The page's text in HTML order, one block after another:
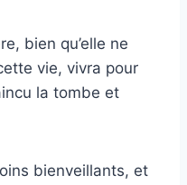
bien qu’elle ne
vie, vivra pour
la tombe et
bienveillants, et